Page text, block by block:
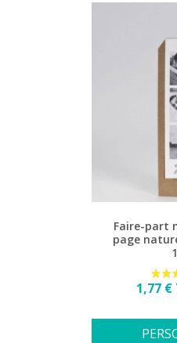
Faire-part
page
1,77